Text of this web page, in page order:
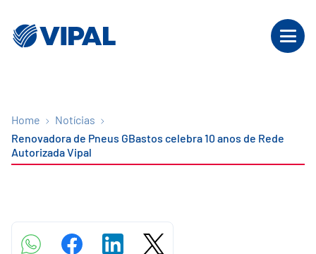
Home
Notícias
Renovadora de Pneus GBastos celebra 10 anos de Rede
Autorizada Vipal